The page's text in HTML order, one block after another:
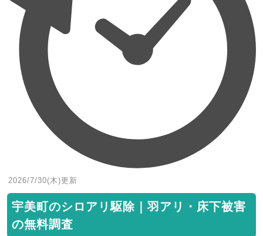
2026/7/30(木)更新
宇美町のシロアリ駆除｜羽アリ・床下被害
の無料調査